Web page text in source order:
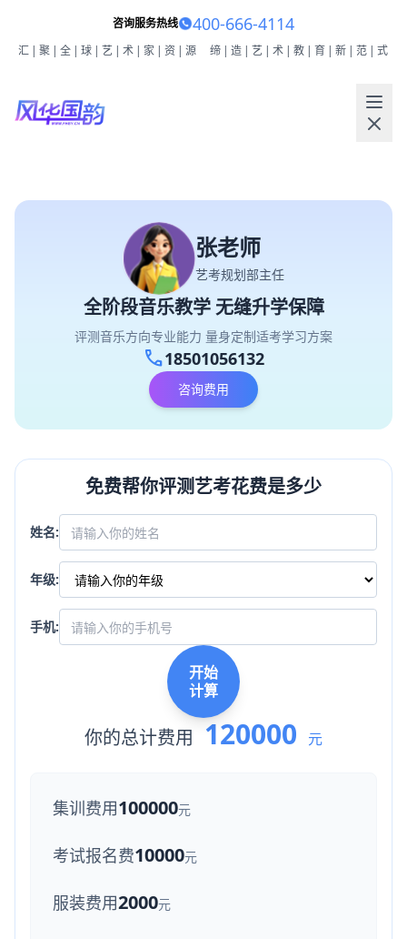
咨询服务热线 400-666-4114
汇|聚|全|球|艺|术|家|资|源 缔|造|艺|术|教|育|新|范|式
张老师
艺考规划部主任
全阶段音乐教学 无缝升学保障
评测音乐方向专业能力 量身定制适考学习方案
call18501056132
咨询费用
免费帮你评测艺考花费是多少
姓名:
年级:
手机:
开始
计算
你的总计费用 120000 元
集训费用100000元
考试报名费10000元
服装费用2000元